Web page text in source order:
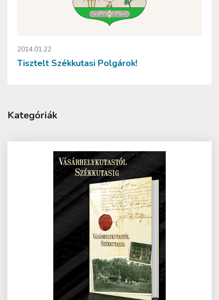
2014.01.22
Tisztelt Székkutasi Polgárok!
Kategóriák